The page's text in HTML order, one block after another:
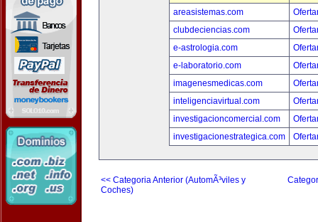
areasistemas.com
clubdeciencias.com
e-astrologia.com
e-laboratorio.com
imagenesmedicas.com
inteligenciavirtual.com
investigacioncomercial.com
investigacionestrategica.com
<< Categoria Anterior (AutomÃ³viles y
Coches)